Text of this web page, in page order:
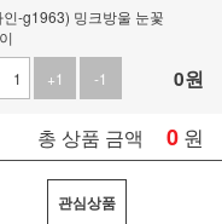
인-g1963) 밍크방울 눈꽃
+1
-1 0원
총 상품 금액 0 원
관심상품